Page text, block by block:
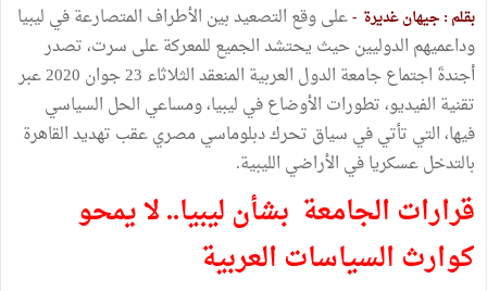
بقلم : جيهان غديرة -على وقع التصعيد بين الأطراف المتصارعة في ليبيا
وداعميهم الدوليين حيث يحتشد الجميع للمعركة على سرت، تصدر
أجندةَ اجتماع جامعة الدول العربية المنعقد الثلاثاء 23 جوان 2020 عبر
تقنية الفيديو، تطورات الأوضاع في ليبيا، ومساعي الحل السياسي
فيها، التي تأتي في سياق تحرك دبلوماسي مصري عقب تهديد القاهرة
بالتدخل عسكريا في الأراضي الليبية.
قرارات الجامعة بشأن ليبيا.. لا يمحو
كوارث السياسات العربية